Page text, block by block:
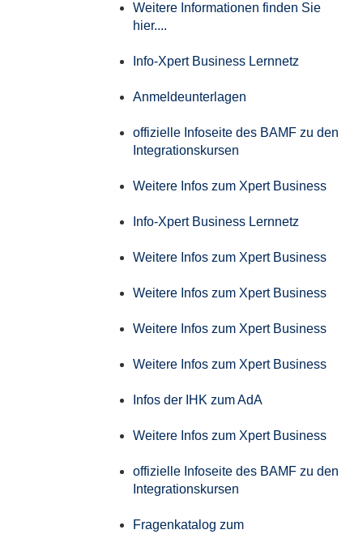
Weitere Informationen finden Sie
hier....
Info-Xpert Business Lernnetz
Anmeldeunterlagen
offizielle Infoseite des BAMF zu den
Integrationskursen
Weitere Infos zum Xpert Business
Info-Xpert Business Lernnetz
Weitere Infos zum Xpert Business
Weitere Infos zum Xpert Business
Weitere Infos zum Xpert Business
Weitere Infos zum Xpert Business
Infos der IHK zum AdA
Weitere Infos zum Xpert Business
offizielle Infoseite des BAMF zu den
Integrationskursen
Fragenkatalog zum